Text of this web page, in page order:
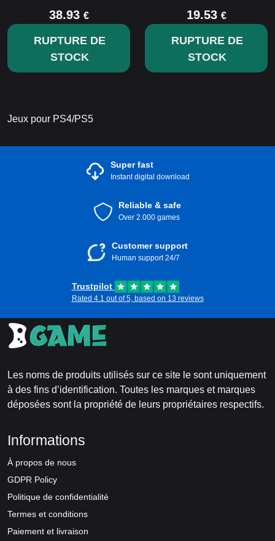
38.93 €
RUPTURE DE
STOCK
19.53 €
RUPTURE DE
STOCK
Jeux pour PS4/PS5
Super fast
Instant digital download
Reliable & safe
Over 2.000 games
Customer support
Human support 24/7
Trustpilot
Rated 4.1 out of 5, based on 13 reviews
Les noms de produits utilisés sur ce site le sont uniquement
à des fins d’identification. Toutes les marques et marques
déposées sont la propriété de leurs propriétaires respectifs.
Informations
À propos de nous
GDPR Policy
Politique de confidentialité
Termes et conditions
Paiement et livraison